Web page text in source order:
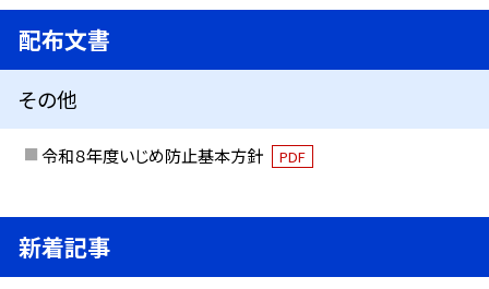
配布文書
その他
令和８年度いじめ防止基本方針 PDF
新着記事